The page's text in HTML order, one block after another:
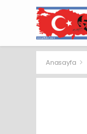
Anasayfa